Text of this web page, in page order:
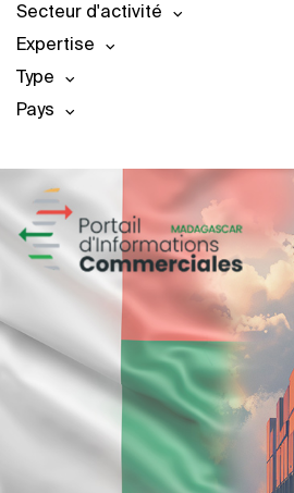
Secteur d'activité
Expertise
Type
Pays